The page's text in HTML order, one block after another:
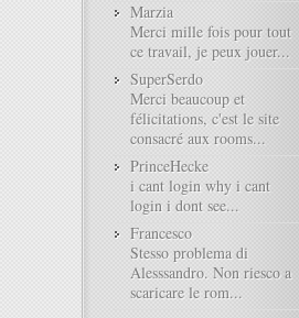
Marzia
Merci mille fois pour tout
ce travail, je peux jouer...
SuperSerdo
Merci beaucoup et
félicitations, c'est le site
consacré aux rooms...
PrinceHecke
i cant login why i cant
login i dont see...
Francesco
Stesso problema di
Alesssandro. Non riesco a
scaricare le rom...